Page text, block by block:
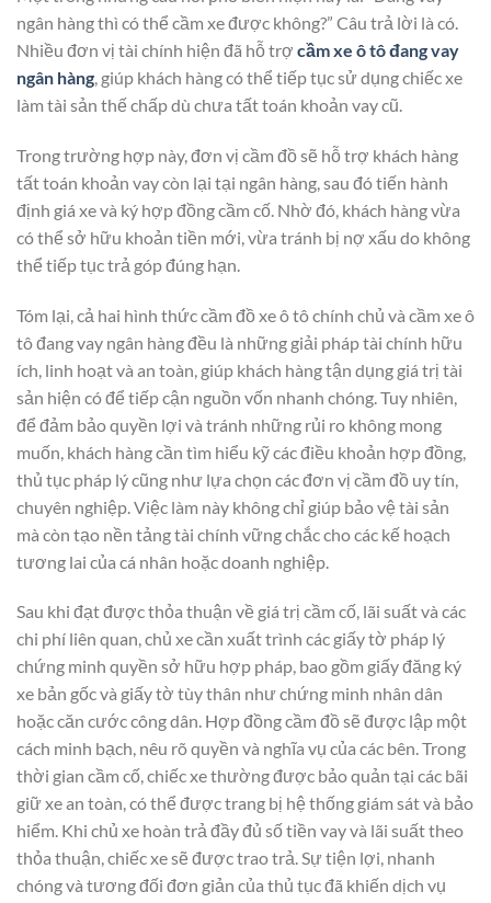
ngân hàng thì có thể cầm xe được không?” Câu trả lời là có.
Nhiều đơn vị tài chính hiện đã hỗ trợ cầm xe ô tô đang vay
ngân hàng, giúp khách hàng có thể tiếp tục sử dụng chiếc xe
làm tài sản thế chấp dù chưa tất toán khoản vay cũ.
Trong trường hợp này, đơn vị cầm đồ sẽ hỗ trợ khách hàng
tất toán khoản vay còn lại tại ngân hàng, sau đó tiến hành
định giá xe và ký hợp đồng cầm cố. Nhờ đó, khách hàng vừa
có thể sở hữu khoản tiền mới, vừa tránh bị nợ xấu do không
thể tiếp tục trả góp đúng hạn.
Tóm lại, cả hai hình thức cầm đồ xe ô tô chính chủ và cầm xe ô
tô đang vay ngân hàng đều là những giải pháp tài chính hữu
ích, linh hoạt và an toàn, giúp khách hàng tận dụng giá trị tài
sản hiện có để tiếp cận nguồn vốn nhanh chóng. Tuy nhiên,
để đảm bảo quyền lợi và tránh những rủi ro không mong
muốn, khách hàng cần tìm hiểu kỹ các điều khoản hợp đồng,
thủ tục pháp lý cũng như lựa chọn các đơn vị cầm đồ uy tín,
chuyên nghiệp. Việc làm này không chỉ giúp bảo vệ tài sản
mà còn tạo nền tảng tài chính vững chắc cho các kế hoạch
tương lai của cá nhân hoặc doanh nghiệp.
Sau khi đạt được thỏa thuận về giá trị cầm cố, lãi suất và các
chi phí liên quan, chủ xe cần xuất trình các giấy tờ pháp lý
chứng minh quyền sở hữu hợp pháp, bao gồm giấy đăng ký
xe bản gốc và giấy tờ tùy thân như chứng minh nhân dân
hoặc căn cước công dân. Hợp đồng cầm đồ sẽ được lập một
cách minh bạch, nêu rõ quyền và nghĩa vụ của các bên. Trong
thời gian cầm cố, chiếc xe thường được bảo quản tại các bãi
giữ xe an toàn, có thể được trang bị hệ thống giám sát và bảo
hiểm. Khi chủ xe hoàn trả đầy đủ số tiền vay và lãi suất theo
thỏa thuận, chiếc xe sẽ được trao trả. Sự tiện lợi, nhanh
chóng và tương đối đơn giản của thủ tục đã khiến dịch vụ